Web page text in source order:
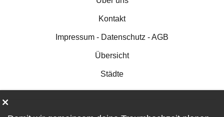
Kontakt
Impressum - Datenschutz - AGB
Übersicht
Städte